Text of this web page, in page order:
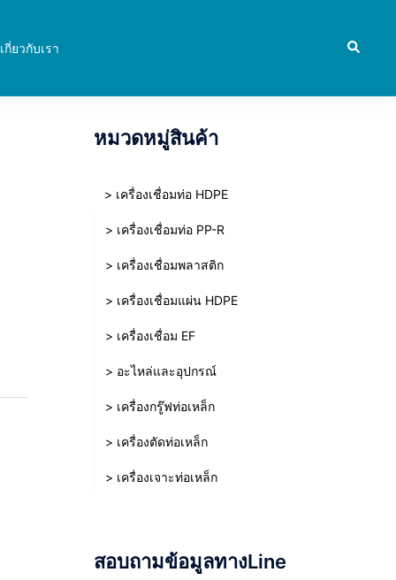
เกี่ยวกับเรา Search
หมวดหมู่สินค้า
> เครื่องเชื่อมท่อ HDPE
> เครื่องเชื่อมท่อ PP-R
> เครื่องเชื่อมพลาสติก
> เครื่องเชื่อมแผ่น HDPE
> เครื่องเชื่อม EF
> อะไหล่และอุปกรณ์
> เครื่องกรู๊ฟท่อเหล็ก
> เครื่องตัดท่อเหล็ก
> เครื่องเจาะท่อเหล็ก
สอบถามข้อมูลทางLine